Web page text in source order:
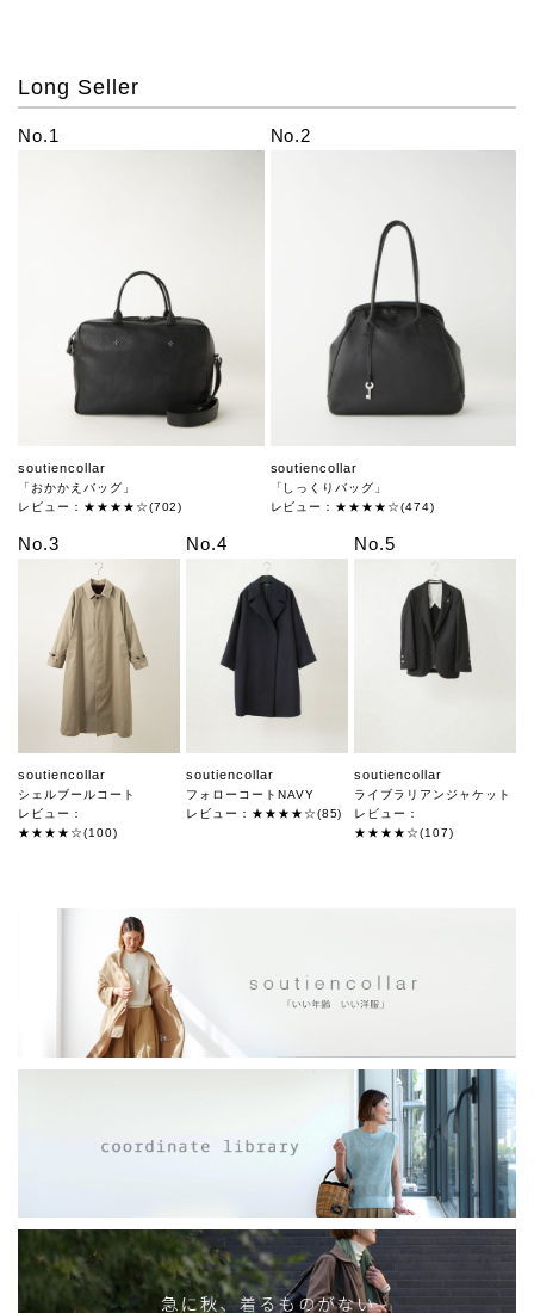
Long Seller
No.1
soutiencollar
「おかかえバッグ」
レビュー：★★★★☆(702)
No.2
soutiencollar
「しっくりバッグ」
レビュー：★★★★☆(474)
No.3
soutiencollar
シェルブールコート
レビュー：
★★★★☆(100)
No.4
soutiencollar
フォローコートNAVY
レビュー：★★★★☆(85)
No.5
soutiencollar
ライブラリアンジャケット
レビュー：
★★★★☆(107)